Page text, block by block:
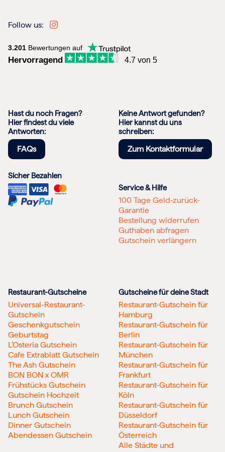
Follow us:
3.201 Bewertungen auf
Hervorragend 4.7 von 5
Hast du noch Fragen?
Hier findest du viele
Antworten:
FAQs
Keine Antwort gefunden?
Hier kannst du uns
schreiben:
Zum Kontaktformular
Sicher Bezahlen
Service & Hilfe
100 Tage Geld-zurück-
Garantie
Bestellung widerrufen
Guthaben abfragen
Gutschein verlängern
Restaurant-Gutscheine
Universal-Restaurant-
Gutschein
Geschenkgutschein
Geburtstag
L’Osteria Gutschein
Cafe Extrablatt Gutschein
The Ash Gutschein
BON BON x OMR
Frühstücks Gutschein
Gutschein Hochzeit
Brunch Gutschein
Lunch Gutschein
Dinner Gutschein
Abendessen Gutschein
Gutscheine für deine Stadt
Restaurant-Gutschein für
Hamburg
Restaurant-Gutschein für
Berlin
Restaurant-Gutschein für
München
Restaurant-Gutschein für
Frankfurt
Restaurant-Gutschein für
Köln
Restaurant-Gutschein für
Düsseldorf
Restaurant-Gutschein für
Österreich
Alle Städte und